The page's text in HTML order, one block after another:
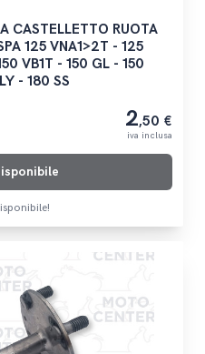
CASTELLETTO RUOTA
125 VNA1>2T - 125
VB1T - 150 GL - 150
- 180 SS
2,50 €
iva inclusa